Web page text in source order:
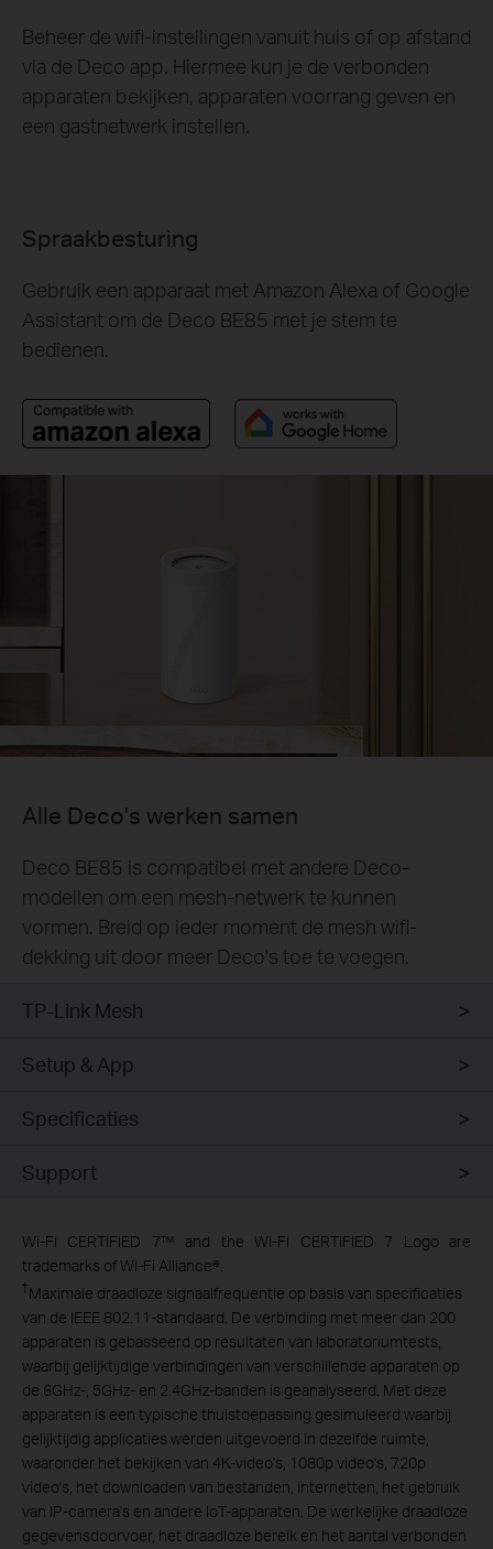
Beheer de wifi-instellingen vanuit huis of op afstand
via de Deco app. Hiermee kun je de verbonden
apparaten bekijken, apparaten voorrang geven en
een gastnetwerk instellen.
Spraakbesturing
Gebruik een apparaat met Amazon Alexa of Google
Assistant om de Deco BE85 met je stem te
bedienen.
Alle Deco's werken samen
Deco BE85 is compatibel met andere Deco-
modellen om een mesh-netwerk te kunnen
vormen. Breid op ieder moment de mesh wifi-
dekking uit door meer Deco's toe te voegen.
TP-Link Mesh
Setup & App
Specificaties
Support
Wi-Fi CERTIFIED 7™ and the Wi-Fi CERTIFIED 7 Logo are
trademarks of Wi-Fi Alliance®.
†Maximale draadloze signaalfrequentie op basis van specificaties
van de IEEE 802.11-standaard. De verbinding met meer dan 200
apparaten is gebasseerd op resultaten van laboratoriumtests,
waarbij gelijktijdige verbindingen van verschillende apparaten op
de 6GHz-, 5GHz- en 2.4GHz-banden is geanalyseerd. Met deze
apparaten is een typische thuistoepassing gesimuleerd waarbij
gelijktijdig applicaties werden uitgevoerd in dezelfde ruimte,
waaronder het bekijken van 4K-video's, 1080p video's, 720p
video's, het downloaden van bestanden, internetten, het gebruik
van IP-camera's en andere IoT-apparaten. De werkelijke draadloze
gegevensdoorvoer, het draadloze bereik en het aantal verbonden